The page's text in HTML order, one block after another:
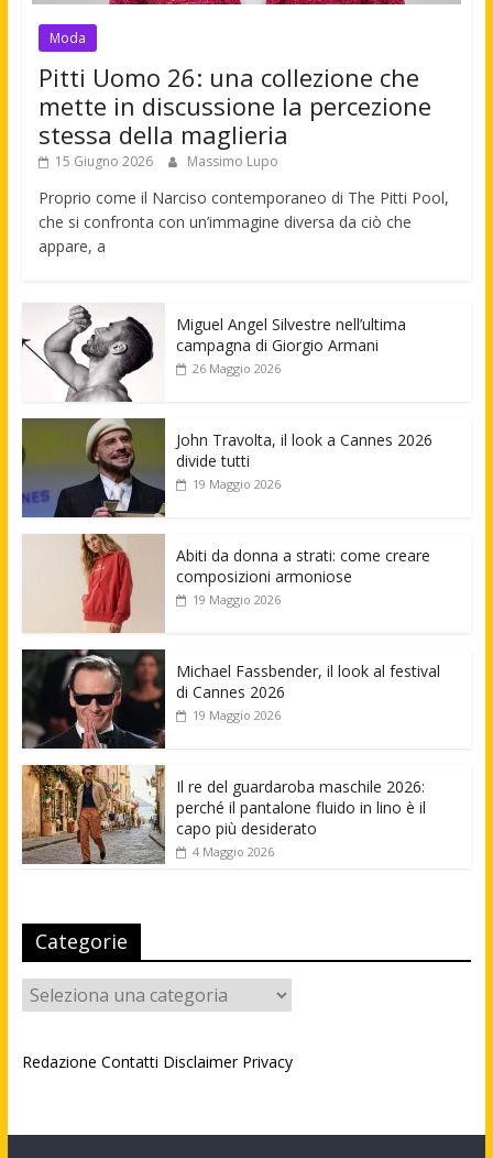
Moda
Pitti Uomo 26: una collezione che
mette in discussione la percezione
stessa della maglieria
15 Giugno 2026 Massimo Lupo
Proprio come il Narciso contemporaneo di The Pitti Pool,
che si confronta con un’immagine diversa da ciò che
appare, a
Miguel Angel Silvestre nell’ultima
campagna di Giorgio Armani
26 Maggio 2026
John Travolta, il look a Cannes 2026
divide tutti
19 Maggio 2026
Abiti da donna a strati: come creare
composizioni armoniose
19 Maggio 2026
Michael Fassbender, il look al festival
di Cannes 2026
19 Maggio 2026
Il re del guardaroba maschile 2026:
perché il pantalone fluido in lino è il
capo più desiderato
4 Maggio 2026
Categorie
Categorie
Redazione Contatti Disclaimer Privacy